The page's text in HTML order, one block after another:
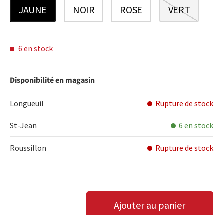
JAUNE NOIR ROSE VERT
6 en stock
Disponibilité en magasin
Longueuil Rupture de stock
St-Jean 6 en stock
Roussillon Rupture de stock
DIMINUER LA QUANTITÉ
AUGMENTER LA QUANTITÉ
Ajouter au panier